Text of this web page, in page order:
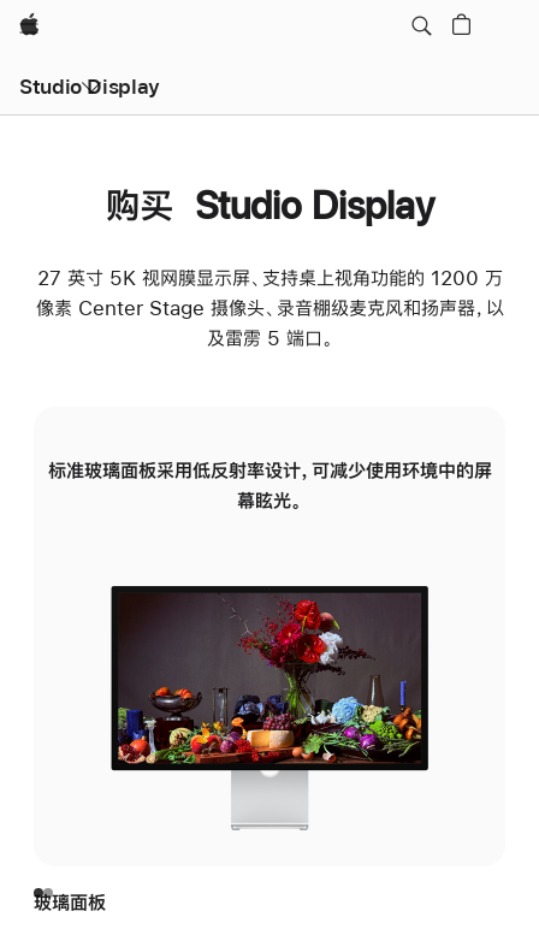
Apple
Studio Display
购买 Studio Display
27 英寸 5K 视网膜显示屏、支持桌上视角功能的 1200 万
像素 Center Stage 摄像头、录音棚级麦克风和扬声器，以
及雷雳 5 端口。
标准玻璃面板采用低反射率设计，可减少使用环境中的屏
幕眩光。
玻璃面板